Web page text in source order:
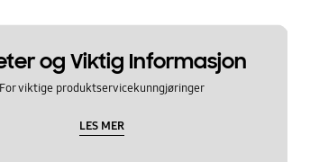
og Viktig Informasjon
For viktige produktservicekunngjøringer
LES MER